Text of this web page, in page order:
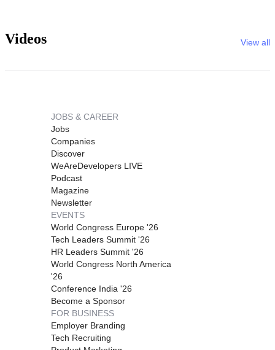
Videos View all
JOBS & CAREER
Jobs
Companies
Discover
WeAreDevelopers LIVE
Podcast
Magazine
Newsletter
EVENTS
World Congress Europe '26
Tech Leaders Summit '26
HR Leaders Summit '26
World Congress North America
'26
Conference India '26
Become a Sponsor
FOR BUSINESS
Employer Branding
Tech Recruiting